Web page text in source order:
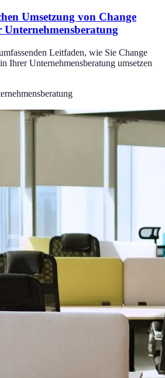
Umsetzung von Change
Leitfaden, wie Sie Change
Ihrer Unternehmensberatung umsetzen